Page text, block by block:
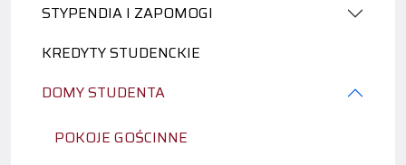
STYPENDIA I ZAPOMOGI
KREDYTY STUDENCKIE
DOMY STUDENTA
POKOJE GOŚCINNE